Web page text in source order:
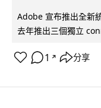
Adobe 宣布推出全新
去年推出三個獨立
1 ↗ 分享